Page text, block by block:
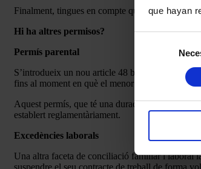
que hayan
consentimiento
Finalment, tingues en compte que aquestes
Hi ha altres permisos?
Permís parental
S’introdueix un nou article 48 bis, a l’ET que
fins al moment en què el menor faci vuit anys.
Aquest permís, que té una durada no superior a
establert reglamentàriament.
Excedències laborals
Una altra faceta de conciliació familiar i laboral